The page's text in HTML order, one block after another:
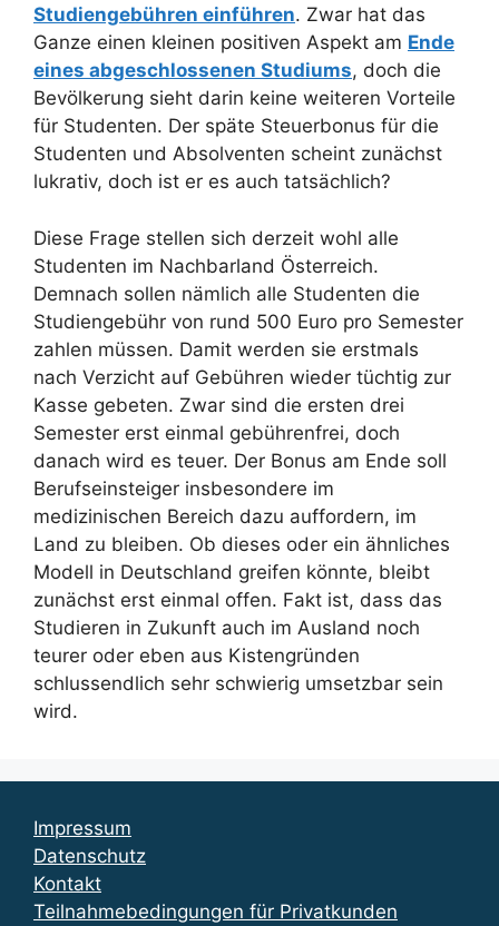
Studiengebühren einführen. Zwar hat das
Ganze einen kleinen positiven Aspekt am Ende
eines abgeschlossenen Studiums, doch die
Bevölkerung sieht darin keine weiteren Vorteile
für Studenten. Der späte Steuerbonus für die
Studenten und Absolventen scheint zunächst
lukrativ, doch ist er es auch tatsächlich?
Diese Frage stellen sich derzeit wohl alle
Studenten im Nachbarland Österreich.
Demnach sollen nämlich alle Studenten die
Studiengebühr von rund 500 Euro pro Semester
zahlen müssen. Damit werden sie erstmals
nach Verzicht auf Gebühren wieder tüchtig zur
Kasse gebeten. Zwar sind die ersten drei
Semester erst einmal gebührenfrei, doch
danach wird es teuer. Der Bonus am Ende soll
Berufseinsteiger insbesondere im
medizinischen Bereich dazu auffordern, im
Land zu bleiben. Ob dieses oder ein ähnliches
Modell in Deutschland greifen könnte, bleibt
zunächst erst einmal offen. Fakt ist, dass das
Studieren in Zukunft auch im Ausland noch
teurer oder eben aus Kistengründen
schlussendlich sehr schwierig umsetzbar sein
wird.
Impressum
Datenschutz
Kontakt
Teilnahmebedingungen für Privatkunden